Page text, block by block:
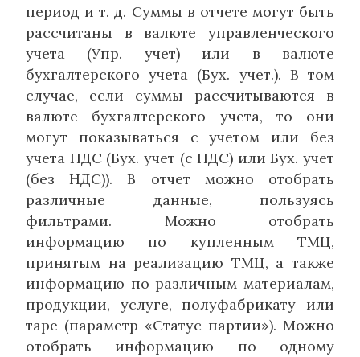
период и т. д. Суммы в отчете могут быть
рассчитаны в валюте управленческого
учета (Упр. учет) или в валюте
бухгалтерского учета (Бух. учет.). В том
случае, если суммы рассчитываются в
валюте бухгалтерского учета, то они
могут показываться с учетом или без
учета НДС (Бух. учет (с НДС) или Бух. учет
(без НДС)). В отчет можно отобрать
различные данные, пользуясь
фильтрами. Можно отобрать
информацию по купленным ТМЦ,
принятым на реализацию ТМЦ, а также
информацию по различным материалам,
продукции, услуге, полуфабрикату или
таре (параметр «Статус партии»). Можно
отобрать информацию по одному